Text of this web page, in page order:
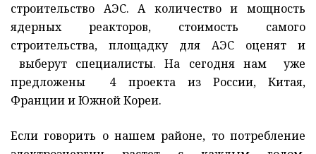
строительство АЭС. А количество и мощность
ядерных реакторов, стоимость самого
строительства, площадку для АЭС оценят и
выберут специалисты. На сегодня нам уже
предложены 4 проекта из России, Китая,
Франции и Южной Кореи.
Если говорить о нашем районе, то потребление